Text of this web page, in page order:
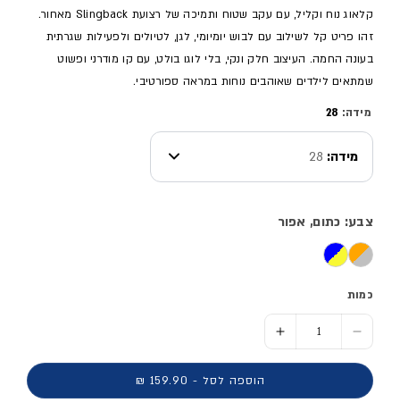
קלאוג נוח וקליל, עם עקב שטוח ותמיכה של רצועת Slingback מאחור.
זהו פריט קל לשילוב עם לבוש יומיומי, לגן, לטיולים ולפעילות שגרתית
בעונה החמה. העיצוב חלק ונקי, בלי לוגו בולט, עם קו מודרני ופשוט
שמתאים לילדים שאוהבים נוחות במראה ספורטיבי.
מידה: 28
מידה: 28
צבע: כתום, אפור
כמות
הסר כמות ל- סנדל סגור MAXXCLOG - ילדיםהוסף כמות ל- סנדל סגור MAXXCLOG - ילדים
הוספה לסל - 159.90 ₪